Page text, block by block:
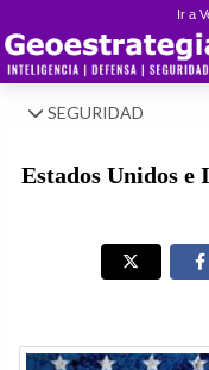
Ir a
SEGURIDAD
Estados Unidos e